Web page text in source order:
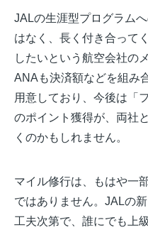
JALの生涯型プログラム
はなく、長く付き合って
したいという航空会社の
ANAも決済額などを組み
用意しており、今後は「
のポイント獲得が、両社
くのかもしれません。
マイル修行は、もはや一
ではありません。JALの
工夫次第で、誰にでも上